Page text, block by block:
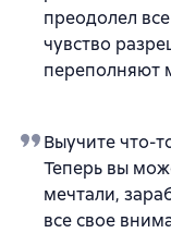
преодолел
чувство
переполняют
Выучите что-
Теперь вы
мечтали,
все свое